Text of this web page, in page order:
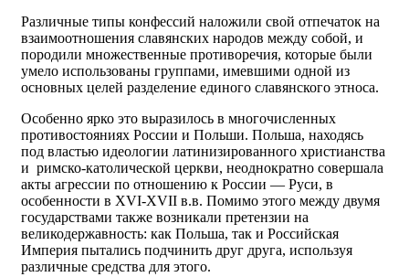
Различные типы конфессий наложили свой отпечаток на
взаимоотношения славянских народов между собой, и
породили множественные противоречия, которые были
умело использованы группами, имевшими одной из
основных целей разделение единого славянского этноса.
Особенно ярко это выразилось в многочисленных
противостояниях России и Польши. Польша, находясь
под властью идеологии латинизированного христианства
и римско-католической церкви, неоднократно совершала
акты агрессии по отношению к России — Руси, в
особенности в XVI-XVII в.в. Помимо этого между двумя
государствами также возникали претензии на
великодержавность: как Польша, так и Российская
Империя пытались подчинить друг друга, используя
различные средства для этого.